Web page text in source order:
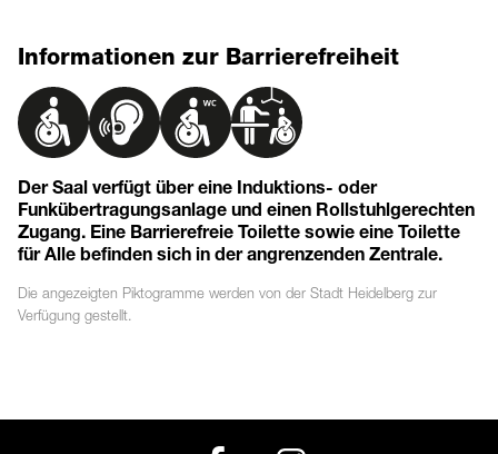
Informationen zur Barrierefreiheit
Der Saal verfügt über eine Induktions- oder
Funkübertragungsanlage und einen Rollstuhlgerechten
Zugang. Eine Barrierefreie Toilette sowie eine Toilette
für Alle befinden sich in der angrenzenden Zentrale.
Die angezeigten Piktogramme werden von der Stadt Heidelberg zur
Verfügung gestellt.